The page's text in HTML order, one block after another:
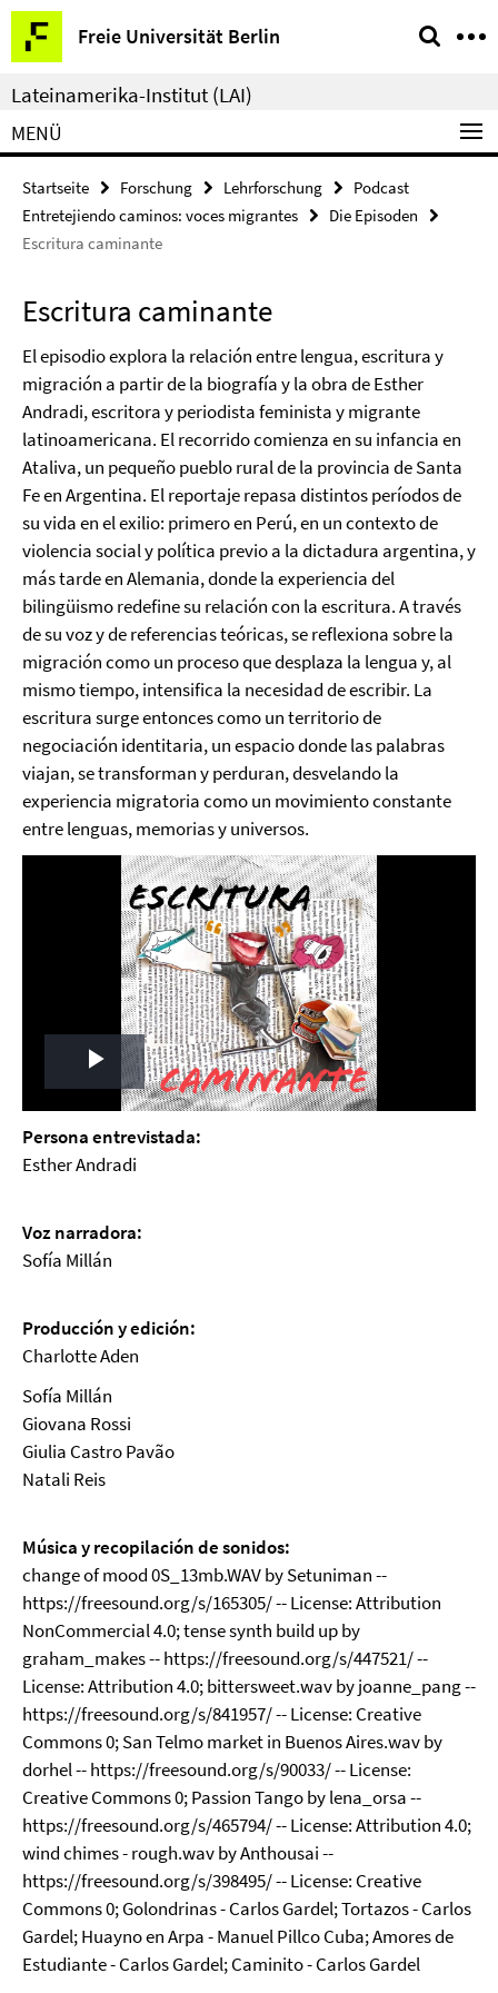
Springe
direkt
zu
Inhalt
Freie Universität Berlin
Service-
Navigation
Lateinamerika-Institut (LAI)
MENÜ
Startseite Forschung Lehrforschung
Podcast
Entretejiendo caminos: voces migrantes
Die Episoden
Escritura caminante
Escritura caminante
El episodio explora la relación entre lengua, escritura y
migración a partir de la biografía y la obra de Esther
Andradi, escritora y periodista feminista y migrante
latinoamericana. El recorrido comienza en su infancia en
Ataliva, un pequeño pueblo rural de la provincia de Santa
Fe en Argentina. El reportaje repasa distintos períodos de
su vida en el exilio: primero en Perú, en un contexto de
violencia social y política previo a la dictadura argentina, y
más tarde en Alemania, donde la experiencia del
bilingüismo redefine su relación con la escritura. A través
de su voz y de referencias teóricas, se reflexiona sobre la
migración como un proceso que desplaza la lengua y, al
mismo tiempo, intensifica la necesidad de escribir. La
escritura surge entonces como un territorio de
negociación identitaria, un espacio donde las palabras
viajan, se transforman y perduran, desvelando la
experiencia migratoria como un movimiento constante
entre lenguas, memorias y universos.
Play
Video
Persona entrevistada:
Esther Andradi
Voz narradora:
Sofía Millán
Producción y edición:
Charlotte Aden
Sofía Millán
Giovana Rossi
Giulia Castro Pavão
Natali Reis
Música y recopilación de sonidos:
change of mood 0S_13mb.WAV by Setuniman --
https://freesound.org/s/165305/ -- License: Attribution
NonCommercial 4.0; tense synth build up by
graham_makes -- https://freesound.org/s/447521/ --
License: Attribution 4.0; bittersweet.wav by joanne_pang --
https://freesound.org/s/841957/ -- License: Creative
Commons 0; San Telmo market in Buenos Aires.wav by
dorhel -- https://freesound.org/s/90033/ -- License:
Creative Commons 0; Passion Tango by lena_orsa --
https://freesound.org/s/465794/ -- License: Attribution 4.0;
wind chimes - rough.wav by Anthousai --
https://freesound.org/s/398495/ -- License: Creative
Commons 0; Golondrinas - Carlos Gardel; Tortazos - Carlos
Gardel; Huayno en Arpa - Manuel Pillco Cuba; Amores de
Estudiante - Carlos Gardel; Caminito - Carlos Gardel